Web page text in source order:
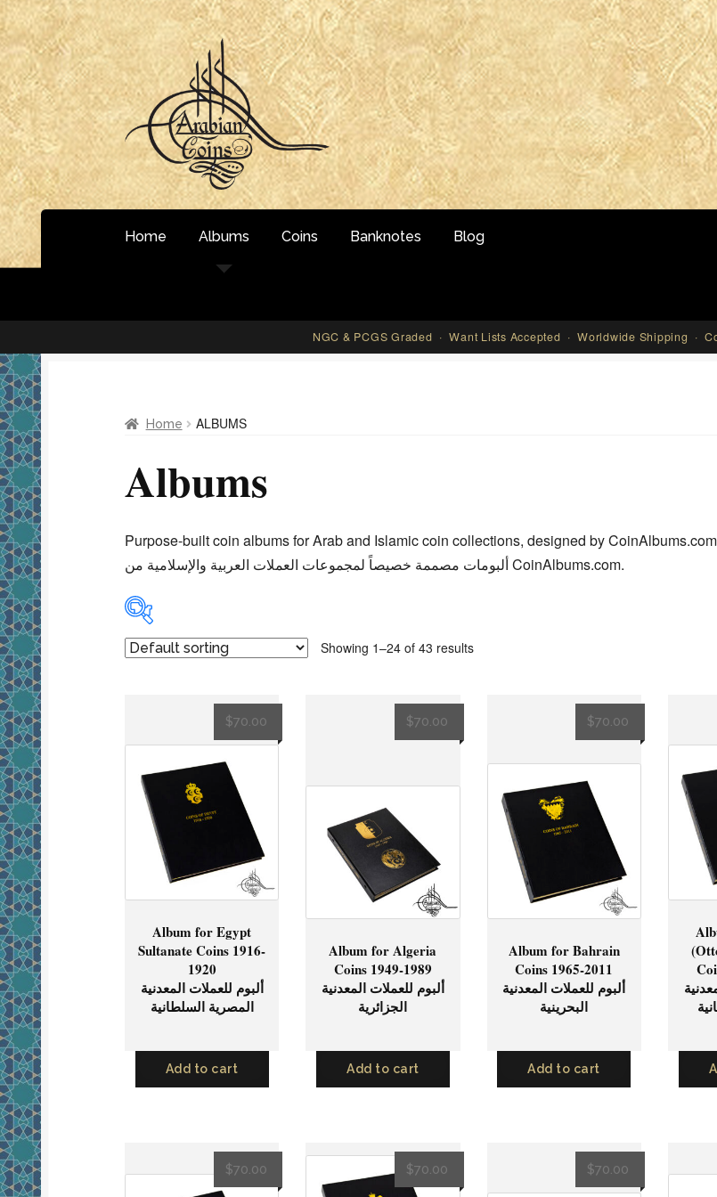
Skip
to
navigation
Skip
to
content
Home Albums Coins Banknotes Blog
NGC & PCGS Graded · Want Lists Accepted · Worldwide Shipping ·
Home ALBUMS
Albums
Purpose-built coin albums for Arab and Islamic coin collections, designed by
ألبومات مصممة خصيصاً لمجموعات العملات العربية والإسلامية من CoinAlbums.com.
Algeria(1)
Bahrain(1)
Hejaz(1)
Iraq(3)
Kuwait(3)
Lebanon(2)
Libya(1)
Morocco
Oman (2)
Palestine(1)
(2)
(2)
Showing 1–24 of 43 results
Album for Egypt
Sultanate Coins 1916-
1920
ألبوم للعملات المعدنية
المصرية السلطانية
$70.00
Add to cart
Album for Algeria
Coins 1949-1989
ألبوم للعملات المعدنية
الجزائرية
$70.00
Add to cart
Album for Bahrain
Coins 1965-2011
ألبوم للعملات المعدنية
البحرينية
$70.00
Add to cart
$70.00 $70.00 $70.00